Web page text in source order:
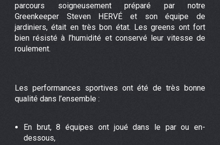
parcours soigneusement préparé par notre
Greenkeeper Steven HERVÉ et son équipe de
jardiniers, était en très bon état. Les greens ont fort
bien résisté à l’humidité et conservé leur vitesse de
roulement.
Les performances sportives ont été de très bonne
qualité dans l’ensemble :
En brut, 8 équipes ont joué dans le par ou en-
dessous,